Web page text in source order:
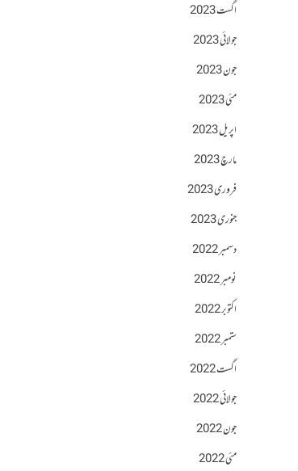
اگست 2023
جولائی 2023
جون 2023
مئی 2023
اپریل 2023
مارچ 2023
فروری 2023
جنوری 2023
دسمبر 2022
نومبر 2022
اکتوبر 2022
ستمبر 2022
اگست 2022
جولائی 2022
جون 2022
مئی 2022